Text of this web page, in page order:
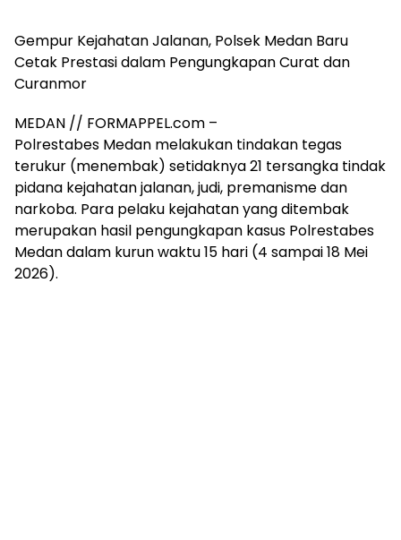
Gempur Kejahatan Jalanan, Polsek Medan Baru
Cetak Prestasi dalam Pengungkapan Curat dan
Curanmor
MEDAN // FORMAPPEL.com –
Polrestabes Medan melakukan tindakan tegas
terukur (menembak) setidaknya 21 tersangka tindak
pidana kejahatan jalanan, judi, premanisme dan
narkoba. Para pelaku kejahatan yang ditembak
merupakan hasil pengungkapan kasus Polrestabes
Medan dalam kurun waktu 15 hari (4 sampai 18 Mei
2026).